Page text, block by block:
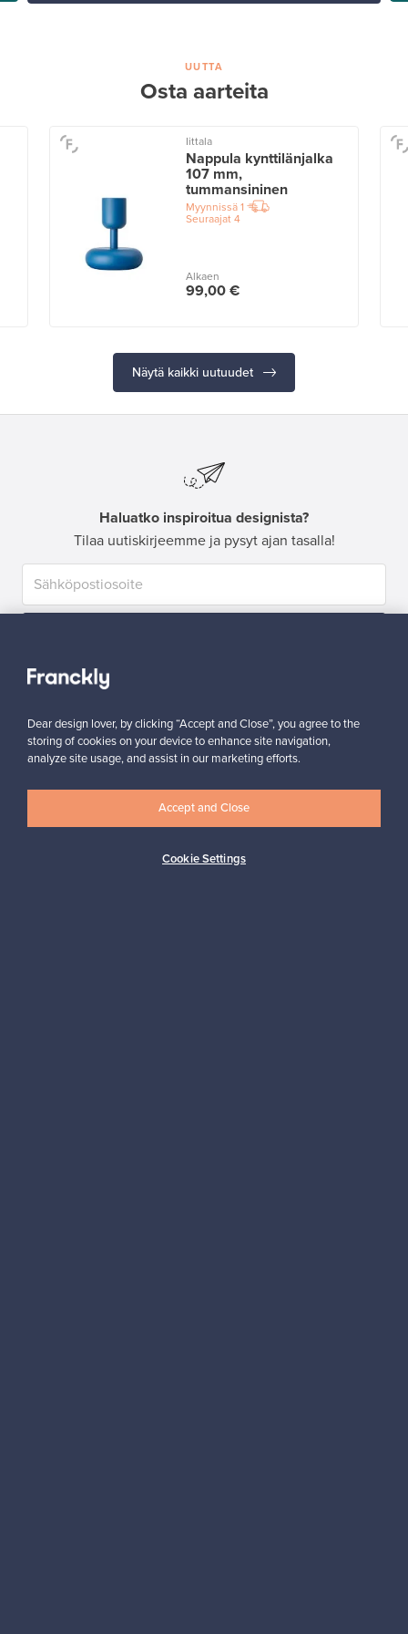
UUTTA
Osta aarteita
Iittala
Nappula kynttilänjalka
107 mm,
tummansininen
Myynnissä1
Seuraajat4
Alkaen
99,00 €
Näytä kaikki uutuudet
Haluatko inspiroitua designista?
Tilaa uutiskirjeemme ja pysyt ajan tasalla!
Dear design lover, by clicking “Accept and Close”, you agree to the
storing of cookies on your device to enhance site navigation,
analyze site usage, and assist in our marketing efforts.
Cookie Settings
Accept and Close